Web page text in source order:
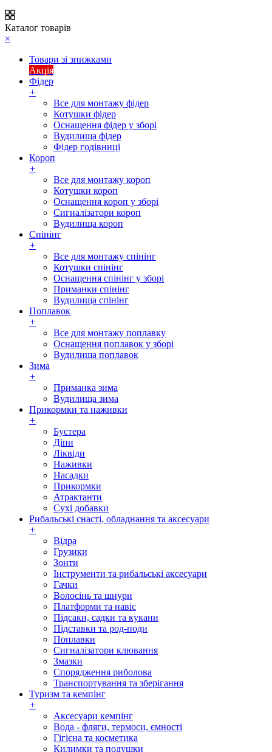
Каталог товарів
×
Товари зі знижками
Акція
Фідер
+
Все для монтажу фідер
Котушки фідер
Оснащення фідер у зборі
Вудилища фідер
Фідер годівниці
Короп
+
Все для монтажу короп
Котушки короп
Оснащення короп у зборі
Сигналізатори короп
Вудилища короп
Спінінг
+
Все для монтажу спінінг
Котушки спінінг
Оснащення спінінг у зборі
Приманки спінінг
Вудилища спінінг
Поплавок
+
Все для монтажу поплавку
Оснащення поплавок у зборі
Вудилища поплавок
Зима
+
Приманка зима
Вудилища зима
Прикормки та наживки
+
Бустера
Діпи
Ліквіди
Наживки
Насадки
Прикормки
Атрактанти
Сухі добавки
Рибальські снасті, обладнання та аксесуари
+
Відра
Грузики
Зонти
Інструменти та рибальські аксесуари
Гачки
Волосінь та шнури
Платформи та навіс
Підсаки, садки та кукани
Підставки та род-поди
Поплавки
Сигналізатори клювання
Змазки
Спорядження риболова
Транспортування та зберігання
Туризм та кемпінг
+
Аксесуари кемпінг
Вода - фляги, термоси, ємності
Гігієна та косметика
Килимки та подушки